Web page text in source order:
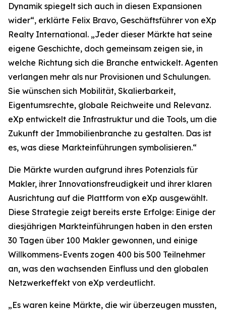
Dynamik spiegelt sich auch in diesen Expansionen
wider“, erklärte Felix Bravo, Geschäftsführer von eXp
Realty International. „Jeder dieser Märkte hat seine
eigene Geschichte, doch gemeinsam zeigen sie, in
welche Richtung sich die Branche entwickelt. Agenten
verlangen mehr als nur Provisionen und Schulungen.
Sie wünschen sich Mobilität, Skalierbarkeit,
Eigentumsrechte, globale Reichweite und Relevanz.
eXp entwickelt die Infrastruktur und die Tools, um die
Zukunft der Immobilienbranche zu gestalten. Das ist
es, was diese Markteinführungen symbolisieren.“
Die Märkte wurden aufgrund ihres Potenzials für
Makler, ihrer Innovationsfreudigkeit und ihrer klaren
Ausrichtung auf die Plattform von eXp ausgewählt.
Diese Strategie zeigt bereits erste Erfolge: Einige der
diesjährigen Markteinführungen haben in den ersten
30 Tagen über 100 Makler gewonnen, und einige
Willkommens-Events zogen 400 bis 500 Teilnehmer
an, was den wachsenden Einfluss und den globalen
Netzwerkeffekt von eXp verdeutlicht.
„Es waren keine Märkte, die wir überzeugen mussten,